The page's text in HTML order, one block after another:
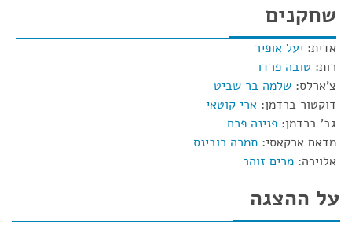
שחקנים
אדית: יעל אופיר
רות: טובה פרדו
צ'ארלס: שלמה בר שביט
דוקטור ברדמן: ארי קוטאי
גב' ברדמן: פנינה פרח
מדאם ארקאסי: תמרה רובינס
אלוירה: מרים זוהר
על ההצגה